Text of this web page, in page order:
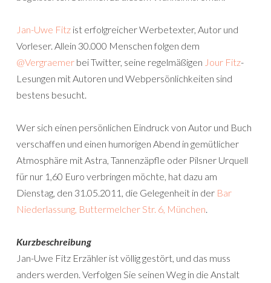
Jan-Uwe Fitz ist erfolgreicher Werbetexter, Autor und
Vorleser. Allein 30.000 Menschen folgen dem
@Vergraemer bei Twitter, seine regelmäßigen Jour Fitz-
Lesungen mit Autoren und Webpersönlichkeiten sind
bestens besucht.
Wer sich einen persönlichen Eindruck von Autor und Buch
verschaffen und einen humorigen Abend in gemütlicher
Atmosphäre mit Astra, Tannenzäpfle oder Pilsner Urquell
für nur 1,60 Euro verbringen möchte, hat dazu am
Dienstag, den 31.05.2011, die Gelegenheit in der Bar
Niederlassung, Buttermelcher Str. 6, München.
Kurzbeschreibung
Jan-Uwe Fitz Erzähler ist völlig gestört, und das muss
anders werden. Verfolgen Sie seinen Weg in die Anstalt